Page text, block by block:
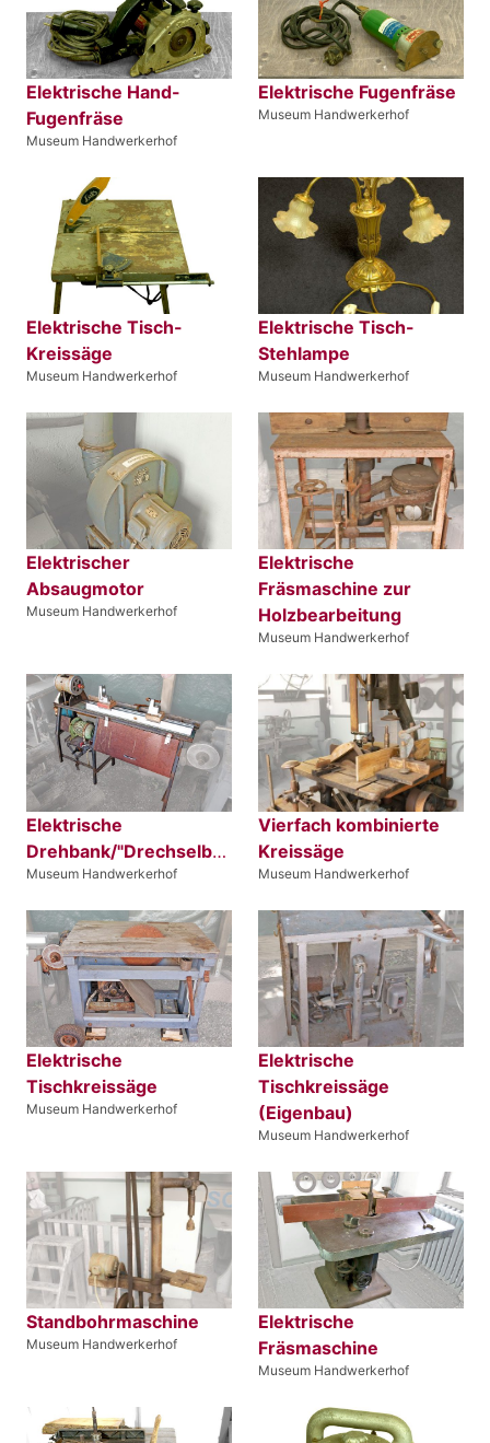
Elektrische Hand-
Fugenfräse
Museum Handwerkerhof
Elektrische Fugenfräse
Museum Handwerkerhof
Elektrische Tisch-
Kreissäge
Museum Handwerkerhof
Elektrische Tisch-
Stehlampe
Museum Handwerkerhof
Elektrischer
Absaugmotor
Museum Handwerkerhof
Elektrische
Fräsmaschine zur
Holzbearbeitung
Museum Handwerkerhof
Elektrische
Drehbank/"Drechselbank"
Museum Handwerkerhof
Vierfach kombinierte
Kreissäge
Museum Handwerkerhof
Elektrische
Tischkreissäge
Museum Handwerkerhof
Elektrische
Tischkreissäge
(Eigenbau)
Museum Handwerkerhof
Standbohrmaschine
Museum Handwerkerhof
Elektrische
Fräsmaschine
Museum Handwerkerhof